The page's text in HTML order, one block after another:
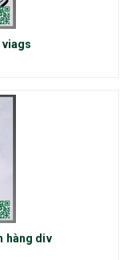
viags
hàng div